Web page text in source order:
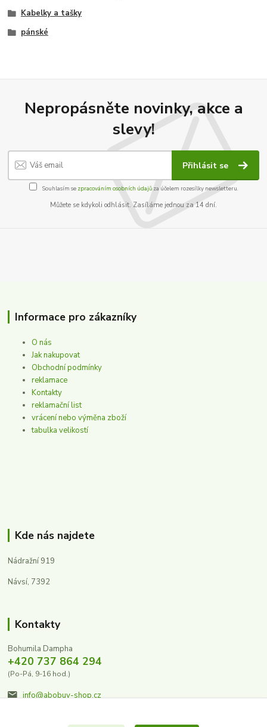
Kabelky a tašky
pánské
Nepropásněte novinky, akce a
slevy!
Přihlásit se
Souhlasím se zpracováním osobních údajůza účelem rozesílky newsletteru.
Můžete se kdykoli odhlásit. Zasíláme jednou za 14 dní.
Informace pro zákazníky
O nás
Jak nakupovat
Obchodní podmínky
reklamace
Kontakty
reklamační list
vrácení nebo výměna zboží
tabulka velikostí
Kde nás najdete
Nádražní 919
Návsí, 7392
Kontakty
Bohumila Dampha
+420 737 864 294
(Po-Pá, 9-16 hod.)
info@abobuv-shop.cz